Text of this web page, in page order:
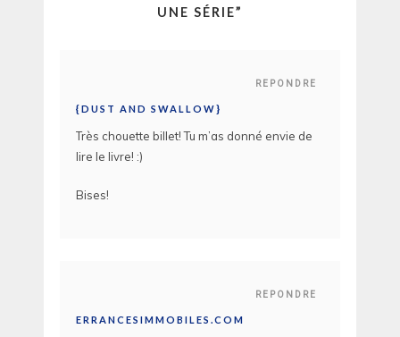
UNE SÉRIE”
REPONDRE
{DUST AND SWALLOW}
Très chouette billet! Tu m’as donné envie de
lire le livre! :)
Bises!
REPONDRE
ERRANCESIMMOBILES.COM